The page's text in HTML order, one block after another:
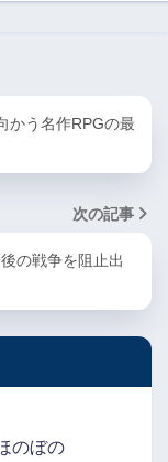
かう名作RPGの最
次の記事
の戦争を阻止出
のぼの